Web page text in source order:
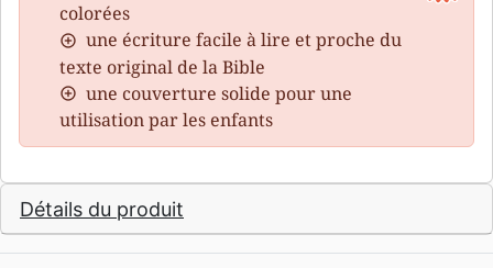
colorées
une écriture facile à lire et proche du
texte original de la Bible
une couverture solide pour une
utilisation par les enfants
Détails du produit